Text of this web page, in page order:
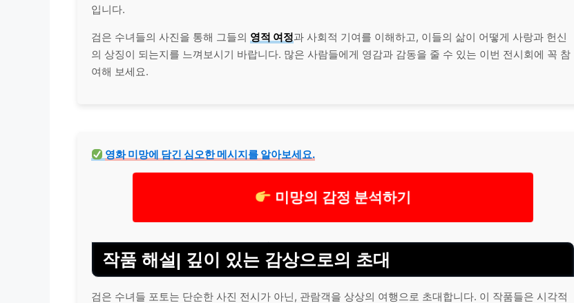
입니다.
검은 수녀들의 사진을 통해 그들의 영적 여정과 사회적 기여를 이해하고, 이들의 삶이 어떻게 사랑과 헌신
의 상징이 되는지를 느껴보시기 바랍니다. 많은 사람들에게 영감과 감동을 줄 수 있는 이번 전시회에 꼭 참
여해 보세요.
영화 미망에 담긴 심오한 메시지를 알아보세요.
미망의 감정 분석하기
작품 해설| 깊이 있는 감상으로의 초대
검은 수녀들 포토는 단순한 사진 전시가 아닌, 관람객을 상상의 여행으로 초대합니다. 이 작품들은 시각적